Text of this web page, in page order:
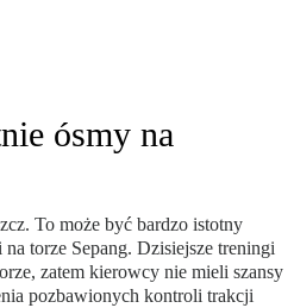
ósmy na
To może być bardzo istotny
torze Sepang. Dzisiejsze treningi
zatem kierowcy nie mieli szansy
pozbawionych kontroli trakcji